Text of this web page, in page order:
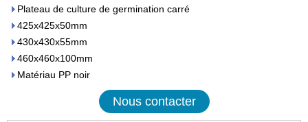
Plateau de culture de germination carré
425x425x50mm
430x430x55mm
460x460x100mm
Matériau PP noir
Nous contacter